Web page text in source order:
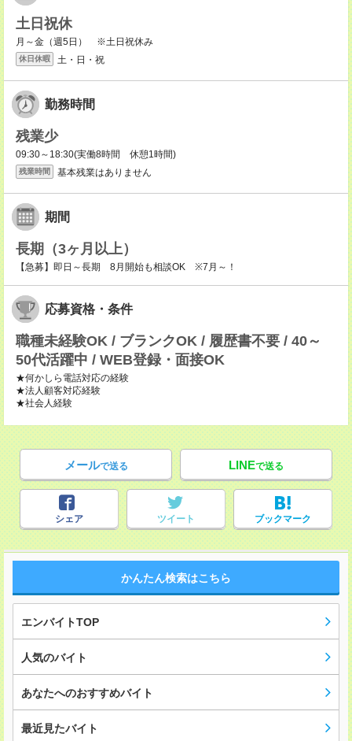
土日祝休
月～金（週5日） ※土日祝休み
休日休暇 土・日・祝
勤務時間
残業少
09:30～18:30(実働8時間 休憩1時間)
残業時間 基本残業はありません
期間
長期（3ヶ月以上）
【急募】即日～長期 8月開始も相談OK ※7月～！
応募資格・条件
職種未経験OK / ブランクOK / 履歴書不要 / 40～
50代活躍中 / WEB登録・面接OK
★何かしら電話対応の経験
★法人顧客対応経験
★社会人経験
メールで送る LINEで送る
シェア ツイート ブックマーク
かんたん検索はこちら
エンバイトTOP
人気のバイト
あなたへのおすすめバイト
最近見たバイト